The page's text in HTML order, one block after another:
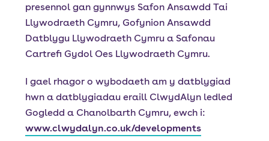
presennol gan gynnwys Safon Ansawdd Tai
Llywodraeth Cymru, Gofynion Ansawdd
Datblygu Llywodraeth Cymru a Safonau
Cartrefi Gydol Oes Llywodraeth Cymru.
I gael rhagor o wybodaeth am y datblygiad
hwn a datblygiadau eraill ClwydAlyn ledled
Gogledd a Chanolbarth Cymru, ewch i:
www.clwydalyn.co.uk/developments